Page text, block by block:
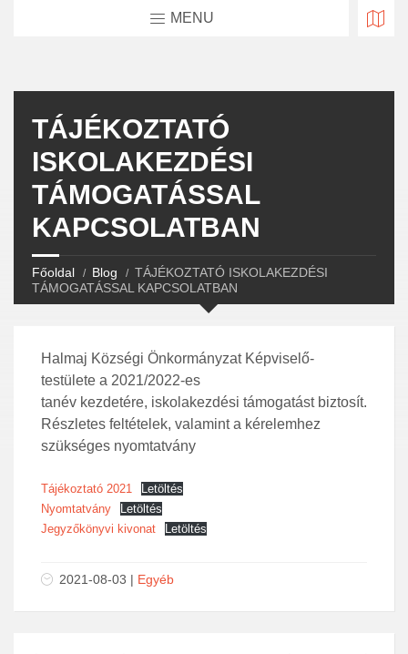
MENU
TÁJÉKOZTATÓ
ISKOLAKEZDÉSI
TÁMOGATÁSSAL
KAPCSOLATBAN
Főoldal Blog
TÁJÉKOZTATÓ ISKOLAKEZDÉSI
TÁMOGATÁSSAL KAPCSOLATBAN
Halmaj Községi Önkormányzat Képviselő-
testülete a 2021/2022-es
tanév kezdetére, iskolakezdési támogatást biztosít.
Részletes feltételek, valamint a kérelemhez
szükséges nyomtatvány
Tájékoztató 2021
Letöltés
Nyomtatvány
Letöltés
Jegyzőkönyvi kivonat
Letöltés
2021-08-03 | Egyéb